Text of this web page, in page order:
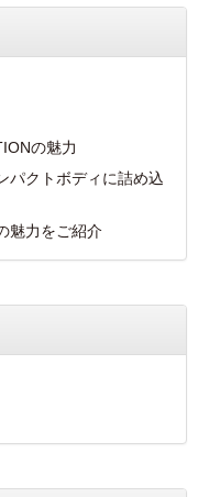
の魅力
パクトボディに詰め込
魅力をご紹介